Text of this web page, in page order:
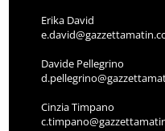
Erika David
Davide Pellegrino
Cinzia Timpano